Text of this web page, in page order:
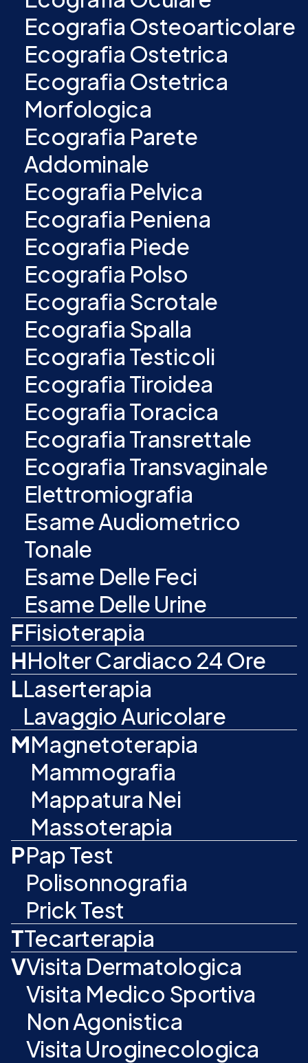
Ecografia Osteoarticolare
Ecografia Ostetrica
Ecografia Ostetrica
Morfologica
Ecografia Parete
Addominale
Ecografia Pelvica
Ecografia Peniena
Ecografia Piede
Ecografia Polso
Ecografia Scrotale
Ecografia Spalla
Ecografia Testicoli
Ecografia Tiroidea
Ecografia Toracica
Ecografia Transrettale
Ecografia Transvaginale
Elettromiografia
Esame Audiometrico
Tonale
Esame Delle Feci
Esame Delle Urine
FFisioterapia
HHolter Cardiaco 24 Ore
LLaserterapia
Lavaggio Auricolare
MMagnetoterapia
Mammografia
Mappatura Nei
Massoterapia
PPap Test
Polisonnografia
Prick Test
TTecarterapia
VVisita Dermatologica
Visita Medico Sportiva
Non Agonistica
Visita Uroginecologica